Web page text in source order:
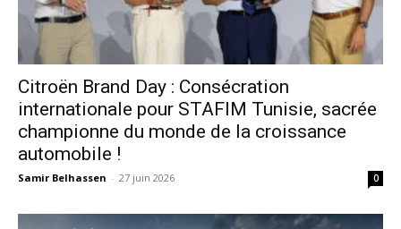
Citroën Brand Day : Consécration
internationale pour STAFIM Tunisie, sacrée
championne du monde de la croissance
automobile !
Samir Belhassen - 27 juin 2026 0